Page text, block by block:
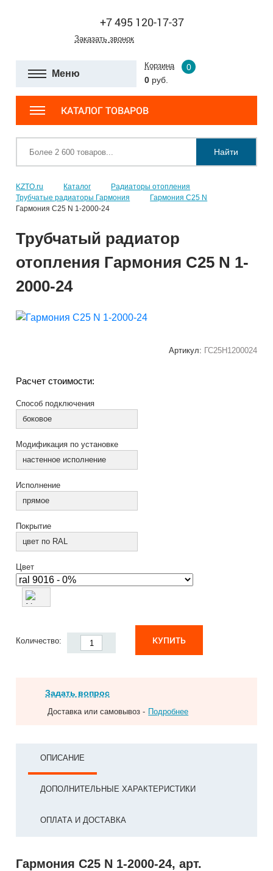
+7 495 120-17-37
Заказать звонок
Меню
Корзина
0
0 руб.
КАТАЛОГ ТОВАРОВ
Найти
KZTO.ru Каталог
Радиаторы отопления
Трубчатые радиаторы Гармония
Гармония С25 N
Гармония С25 N 1-2000-24
Трубчатый радиатор
отопления Гармония С25 N 1-
2000-24
Артикул: ГС25Н1200024
Расчет стоимости:
Способ подключения
боковое
Модификация по установке
настенное исполнение
Исполнение
прямое
Покрытие
цвет по RAL
Цвет
Количество: КУПИТЬ
Задать вопрос
Доставка или самовывоз - Подробнее
ОПИСАНИЕ
ДОПОЛНИТЕЛЬНЫЕ ХАРАКТЕРИСТИКИ
ОПЛАТА И ДОСТАВКА
Гармония С25 N 1-2000-24, арт.